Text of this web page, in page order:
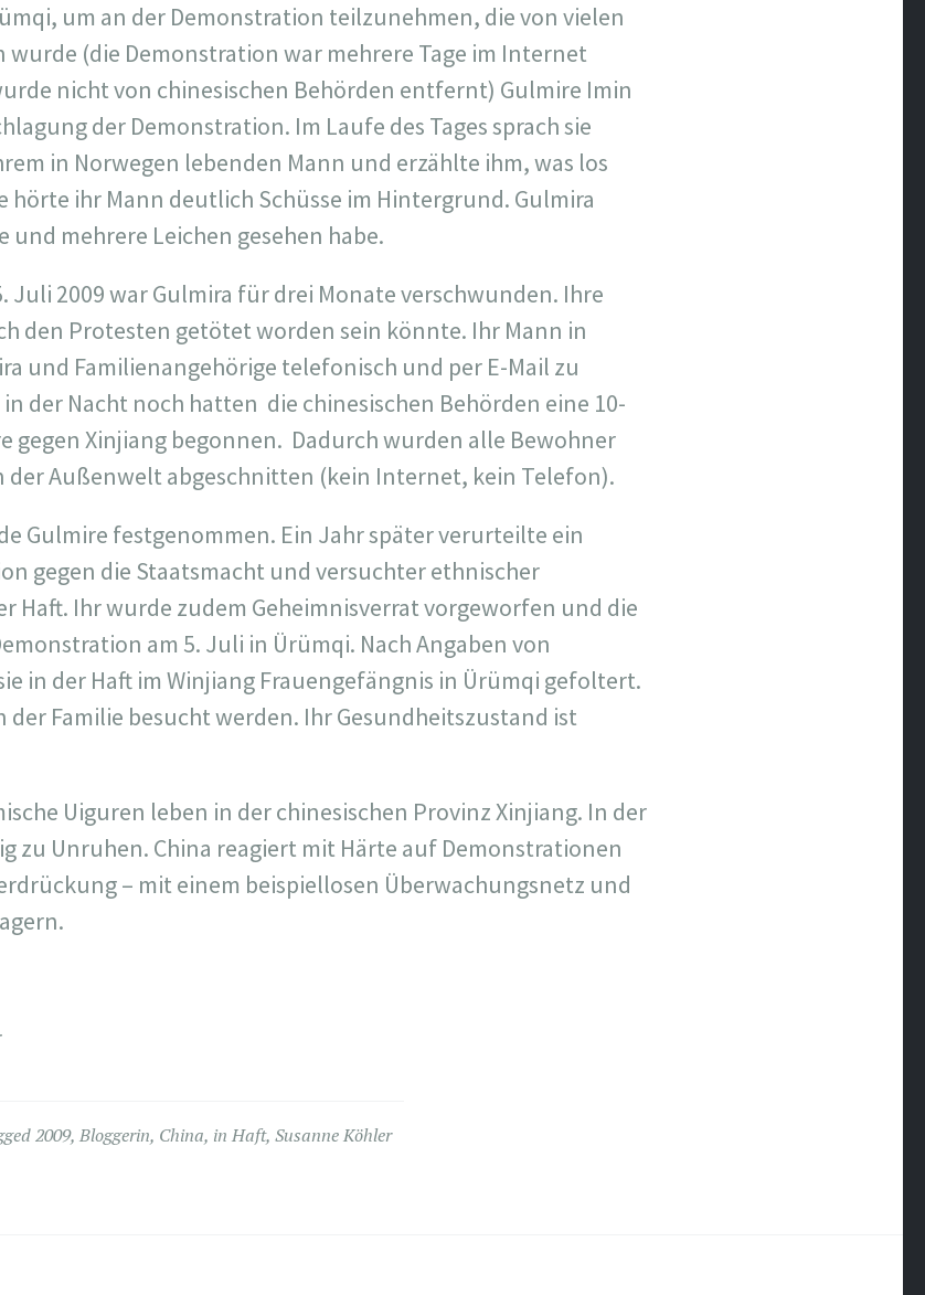
um an der Demonstration teilzunehmen, die von vielen
wurde (die Demonstration war mehrere Tage im Internet
nicht von chinesischen Behörden entfernt) Gulmire Imin
der Demonstration. Im Laufe des Tages sprach sie
in Norwegen lebenden Mann und erzählte ihm, was los
hörte ihr Mann deutlich Schüsse im Hintergrund. Gulmira
und mehrere Leichen gesehen habe.
Juli 2009 war Gulmira für drei Monate verschwunden. Ihre
den Protesten getötet worden sein könnte. Ihr Mann in
und Familienangehörige telefonisch und per E-Mail zu
der Nacht noch hatten die chinesischen Behörden eine 10-
gegen Xinjiang begonnen. Dadurch wurden alle Bewohner
der Außenwelt abgeschnitten (kein Internet, kein Telefon).
Gulmire festgenommen. Ein Jahr später verurteilte ein
gegen die Staatsmacht und versuchter ethnischer
Haft. Ihr wurde zudem Geheimnisverrat vorgeworfen und die
am 5. Juli in Ürümqi. Nach Angaben von
in der Haft im Winjiang Frauengefängnis in Ürümqi gefoltert.
der Familie besucht werden. Ihr Gesundheitszustand ist
Uiguren leben in der chinesischen Provinz Xinjiang. In der
zu Unruhen. China reagiert mit Härte auf Demonstrationen
– mit einem beispiellosen Überwachungsnetz und
2009, Bloggerin, China, in Haft, Susanne Köhler